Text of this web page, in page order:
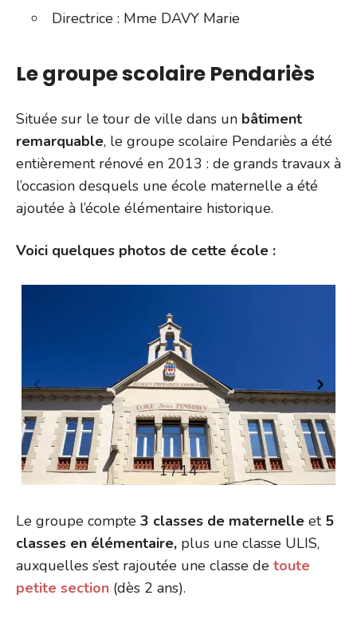
Directrice : Mme DAVY Marie
Le groupe scolaire Pendariès
Située sur le tour de ville dans un bâtiment
remarquable, le groupe scolaire Pendariès a été
entièrement rénové en 2013 : de grands travaux à
l’occasion desquels une école maternelle a été
ajoutée à l’école élémentaire historique.
Voici quelques photos de cette école :
1 / 14
Le groupe compte 3 classes de maternelle et 5
classes en élémentaire, plus une classe ULIS,
auxquelles s’est rajoutée une classe de toute
petite section (dès 2 ans).